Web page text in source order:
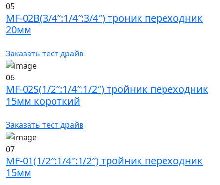
05
MF-02B(3/4″:1/4″:3/4″) троник переходник
20мм
Заказать тест драйв
06
MF-02S(1/2″:1/4″:1/2″) тройник переходник
15мм короткий
Заказать тест драйв
07
MF-01(1/2″:1/4″:1/2″) тройник переходник
15мм